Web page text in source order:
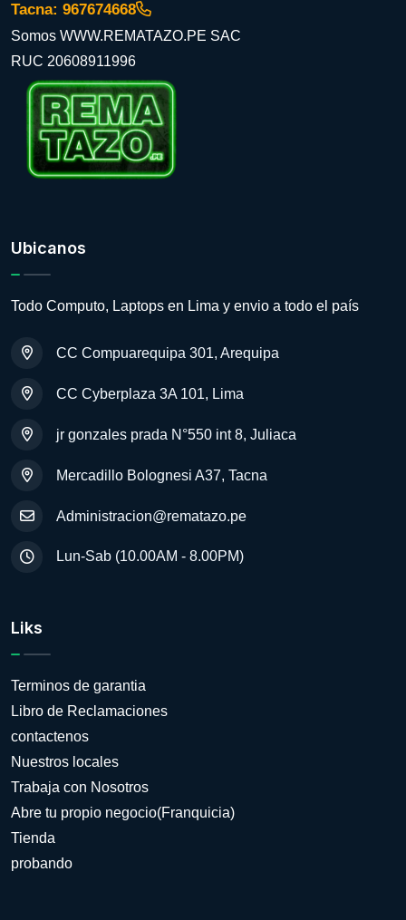
Tacna: 967674668
Somos WWW.REMATAZO.PE SAC
RUC 20608911996
Ubicanos
Todo Computo, Laptops en Lima y envio a todo el país
CC Compuarequipa 301, Arequipa
CC Cyberplaza 3A 101, Lima
jr gonzales prada N°550 int 8, Juliaca
Mercadillo Bolognesi A37, Tacna
Administracion@rematazo.pe
Lun-Sab (10.00AM - 8.00PM)
Liks
Terminos de garantia
Libro de Reclamaciones
contactenos
Nuestros locales
Trabaja con Nosotros
Abre tu propio negocio(Franquicia)
Tienda
probando